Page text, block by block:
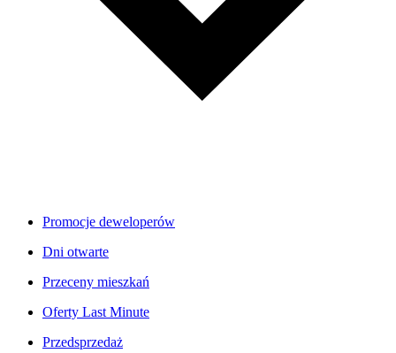
Promocje deweloperów
Dni otwarte
Przeceny mieszkań
Oferty Last Minute
Przedsprzedaż